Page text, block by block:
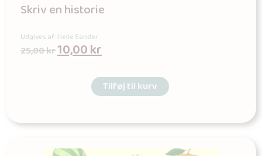
Skriv en historie
Udgives af: Helle Sander
25,00kr10,00kr
Tilføj til kurv